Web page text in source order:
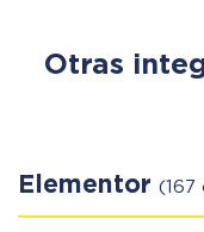
Otras
Elementor (167